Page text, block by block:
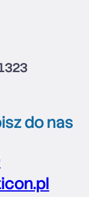
do nas